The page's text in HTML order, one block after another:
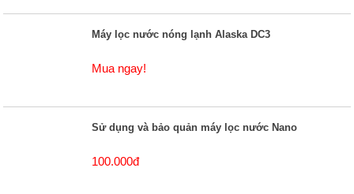
Máy lọc nước nóng lạnh Alaska DC3
Mua ngay!
Sử dụng và bảo quản máy lọc nước Nano
100.000đ